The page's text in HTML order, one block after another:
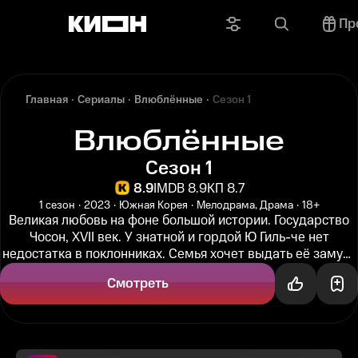
Главная Сериалы Влюблённые Сезон 1
Влюблённые
Сезон 1
8.9IMDB 8.9КП 8.7
1 сезон 2023 Южная Корея Мелодрама, Драма 18+
Великая любовь на фоне большой истории. Государство
Чосон, XVII век. У знатной и гордой Ю Гиль-че нет
недостатка в поклонниках. Семья хочет выдать её замуж,
Смотреть